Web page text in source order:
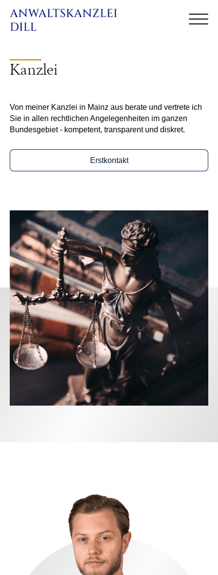
Kanzlei
Von meiner Kanzlei in Mainz aus berate und vertrete ich
Sie in allen rechtlichen Angelegenheiten im ganzen
Bundesgebiet - kompetent, transparent und diskret.
Erstkontakt